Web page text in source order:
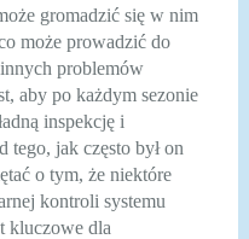
gromadzić się w nim
może prowadzić do
problemów
aby po każdym sezonie
inspekcję i
tego, jak często był on
o tym, że niektóre
kontroli systemu
kluczowe dla